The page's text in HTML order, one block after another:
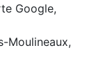
Google,
Moulineaux,